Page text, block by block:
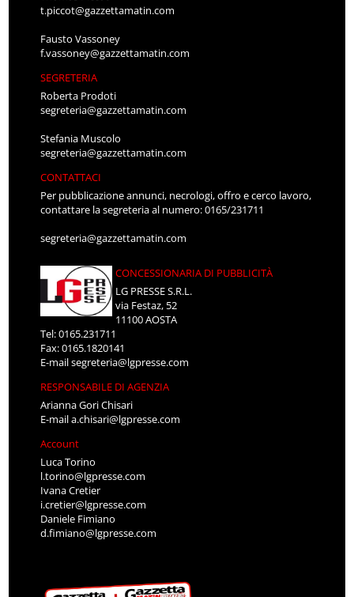
t.piccot@gazzettamatin.com
Fausto Vassoney
f.vassoney@gazzettamatin.com
SEGRETERIA
Roberta Prodoti
segreteria@gazzettamatin.com
Stefania Muscolo
segreteria@gazzettamatin.com
CONTATTACI
Per pubblicazione annunci, necrologi, offro e cerco lavoro,
contattare la segreteria al numero: 0165/231711
segreteria@gazzettamatin.com
CONCESSIONARIA DI PUBBLICITÀ
LG PRESSE S.R.L.
via Festaz, 52
11100 AOSTA
Tel: 0165.231711
Fax: 0165.1820141
E-mailsegreteria@lgpresse.com
RESPONSABILE DI AGENZIA
Arianna Gori Chisari
E-maila.chisari@lgpresse.com
Account
Luca Torino
l.torino@lgpresse.com
Ivana Cretier
i.cretier@lgpresse.com
Daniele Fimiano
d.fimiano@lgpresse.com